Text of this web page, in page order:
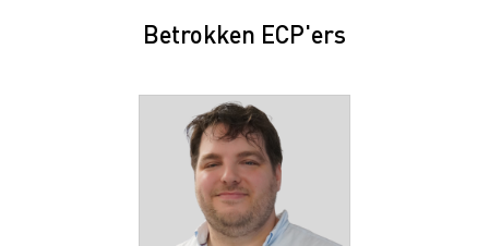
Betrokken ECP'ers